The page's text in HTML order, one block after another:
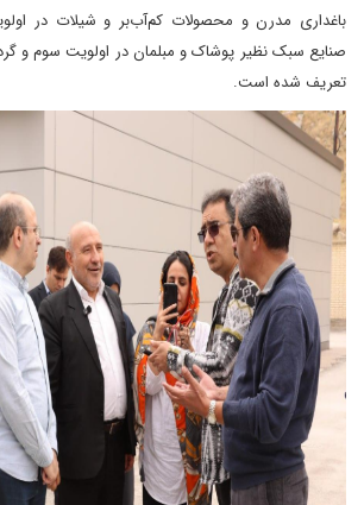
باغداری مدرن و محصولات کم‌آب‌بر و شیلات در
صنایع سبک نظیر پوشاک و مبلمان در اولویت سوم و
تعریف شده است.